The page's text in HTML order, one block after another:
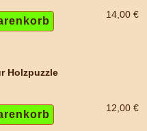
14,00 €
Holzpuzzle
12,00 €